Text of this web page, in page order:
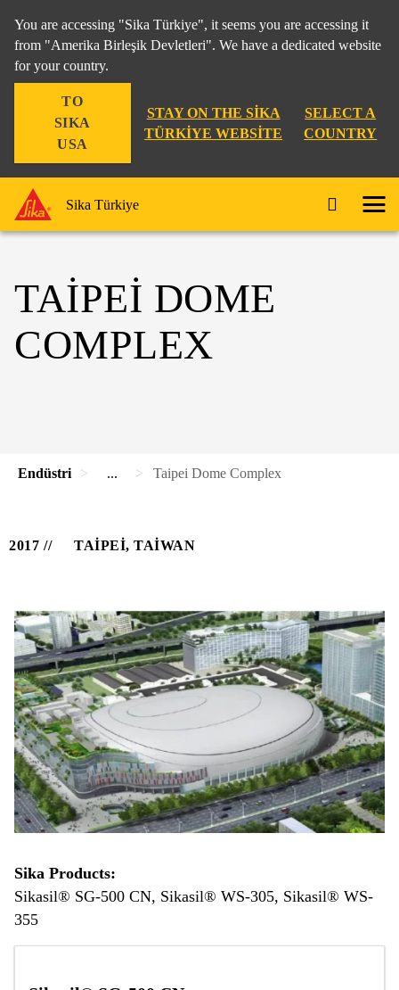
You are accessing "Sika Türkiye", it seems you are accessing it
from "Amerika Birleşik Devletleri". We have a dedicated website
for your country.
TO
SIKA
USA
STAY ON THE SIKA
TÜRKIYE WEBSITE
SELECT A
COUNTRY
Sika Türkiye
TAIPEI DOME
COMPLEX
Endüstri ... Taipei Dome Complex
2017 TAIPEI, TAIWAN
Sika Products:
Sikasil® SG-500 CN, Sikasil® WS-305, Sikasil® WS-
355